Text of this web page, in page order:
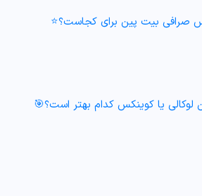
بیت پین برای کجاست؟⭐️
یا کوینکس کدام بهتر است؟🎯